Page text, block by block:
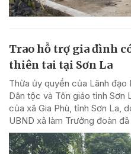
Trao hỗ trợ gia đình
thiên tai tại Sơn La
Thừa ủy quyền của Lãnh đạo
Dân tộc và Tôn giáo tỉnh
của xã Gia Phù, tỉnh Sơn La,
UBND xã làm Trưởng đoàn